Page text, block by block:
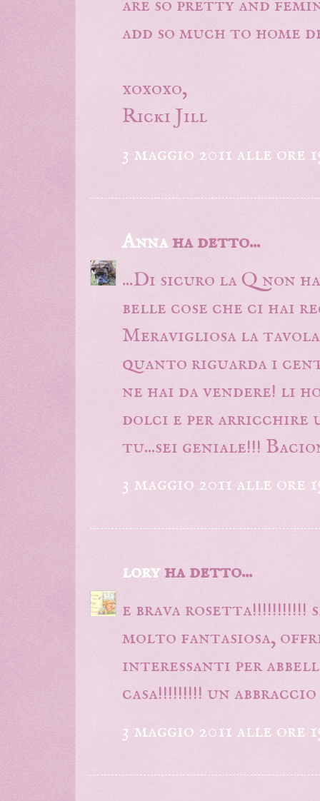
are so pretty and
add so much to home
xoxoxo,
Ricki Jill
3 maggio 2011 alle ore
Annaha detto...
...Di sicuro la Q non
belle cose che ci hai
Meravigliosa la tavola
quanto riguarda i
ne hai da vendere! li
dolci e per arricchire
tu...sei geniale!!!
3 maggio 2011 alle ore
loryha detto...
e brava rosetta!!!!!!!!!!!
molto fantasiosa,
interessanti per
casa!!!!!!!!! un
3 maggio 2011 alle ore